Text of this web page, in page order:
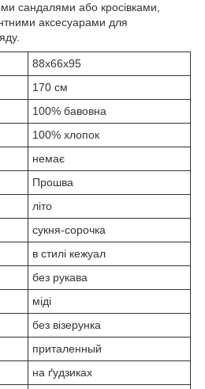
сандалями або кросівками,
аксесуарами для
88х66х95
170 см
100% бавовна
100% хлопок
немає
Прошва
літо
сукня-сорочка
в стилі кежуал
без рукава
міді
без візерунка
приталенный
на ґудзиках